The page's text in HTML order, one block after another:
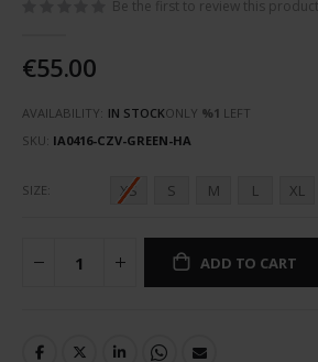
gallery
Be the first to review this product
€55.00
AVAILABILITY: IN STOCKONLY %1 LEFT
SKU IA0416-CZV-GREEN-HA
SIZE XS S M L XL
ADD TO CART